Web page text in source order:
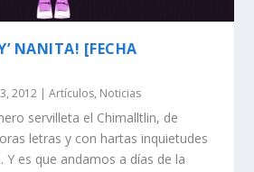
NANITA! [FECHA
2012 |Artículos, Noticias
servilleta el Chimalltlin, de
letras y con hartas inquietudes
Y es que andamos a días de la